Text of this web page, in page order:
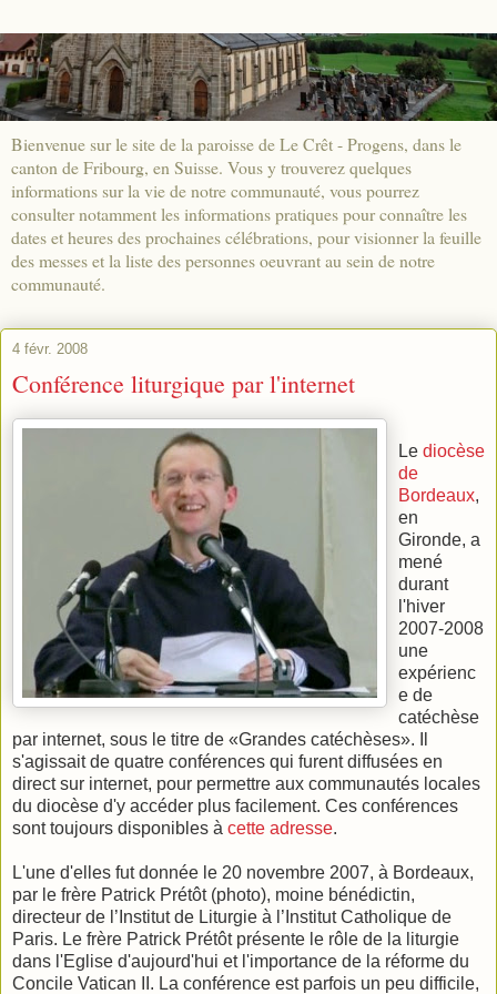
Bienvenue sur le site de la paroisse de Le Crêt - Progens, dans le
canton de Fribourg, en Suisse. Vous y trouverez quelques
informations sur la vie de notre communauté, vous pourrez
consulter notamment les informations pratiques pour connaître les
dates et heures des prochaines célébrations, pour visionner la feuille
des messes et la liste des personnes oeuvrant au sein de notre
communauté.
4 févr. 2008
Conférence liturgique par l'internet
Le diocèse
de
Bordeaux,
en
Gironde, a
mené
durant
l'hiver
2007-2008
une
expérienc
e de
catéchèse
par internet, sous le titre de «Grandes catéchèses». Il
s'agissait de quatre conférences qui furent diffusées en
direct sur internet, pour permettre aux communautés locales
du diocèse d'y accéder plus facilement. Ces conférences
sont toujours disponibles à cette adresse.
L'une d'elles fut donnée le 20 novembre 2007, à Bordeaux,
par le frère Patrick Prétôt (photo), moine bénédictin,
directeur de l’Institut de Liturgie à l’Institut Catholique de
Paris. Le frère Patrick Prétôt présente le rôle de la liturgie
dans l'Eglise d'aujourd'hui et l'importance de la réforme du
Concile Vatican II. La conférence est parfois un peu difficile,